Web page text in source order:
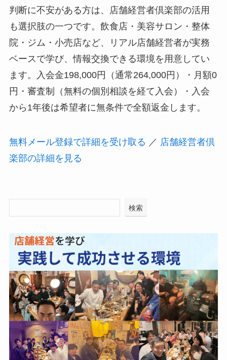
判断に不安がある方は、店舗経営者倶楽部の活用
も選択肢の一つです。飲食店・美容サロン・整体
院・ジム・小売店など、リアル店舗経営者が実務
ベースで学び、情報交換できる環境を用意してい
ます。入会金198,000円（通常264,000円）・月額0
円・審査制（無料の個別相談を経て入会）・入会
から1年後は希望者に無条件で全額返金します。
無料メール登録で詳細を受け取る ／ 店舗経営者倶
楽部の詳細を見る
検索